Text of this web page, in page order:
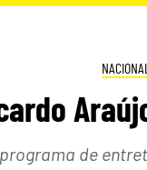
NACIONAL
de